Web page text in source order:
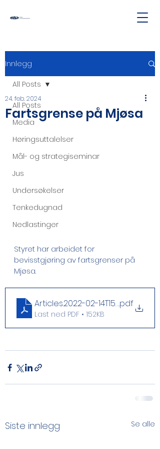
Innlegg
All Posts
Media
Høringsuttalelser
Mål- og strategiseminar
Jus
Undersøkelser
Tenkedugnad
Nedlastinger
All Posts
Fartsgrense på Mjøsa
24. feb. 2024
Styret har arbeidet for
bevisstgjøring av fartsgrenser på
Mjøsa.
Articles.2022-02- .pdf
Last ned PDF • 152KB
Siste innlegg Se alle